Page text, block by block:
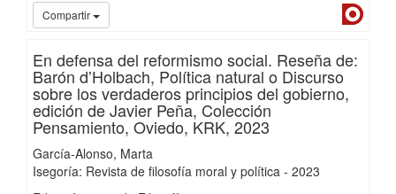
Compartir
En defensa del reformismo social. Reseña de:
Barón d’Holbach, Política natural o Discurso
sobre los verdaderos principios del gobierno,
edición de Javier Peña, Colección
Pensamiento, Oviedo, KRK, 2023
García-Alonso, Marta
Isegoría: Revista de filosofía moral y política- 2023